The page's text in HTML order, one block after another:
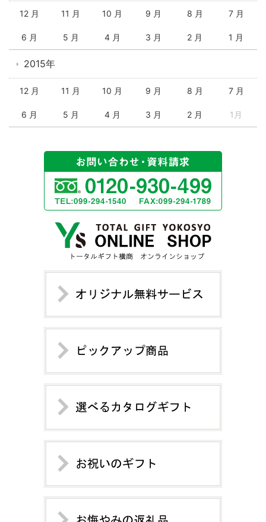
12 月 11 月 10 月 9 月 8 月 7 月
6 月 5 月 4 月 3 月 2 月 1 月
2015年
12 月 11 月 10 月 9 月 8 月 7 月
6 月 5 月 4 月 3 月 2 月 1月